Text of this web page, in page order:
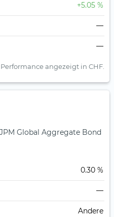
+5.05 %
—
—
Performance angezeigt in CHF.
Global Aggregate Bond
0.30 %
—
Andere